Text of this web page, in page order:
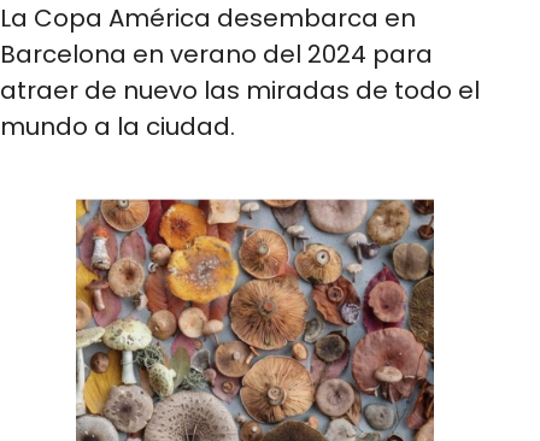
La Copa América desembarca en
Barcelona en verano del 2024 para
atraer de nuevo las miradas de todo el
mundo a la ciudad.